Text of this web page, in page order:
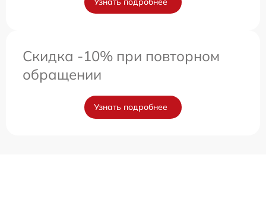
Скидка -10% при повторном
обращении
Узнать подробнее